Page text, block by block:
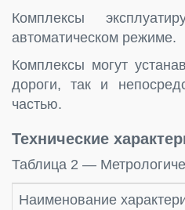
Комплексы
автоматическом режиме.
Комплексы могут
дороги, так и
частью.
Технические
Таблица 2 —
Наименование